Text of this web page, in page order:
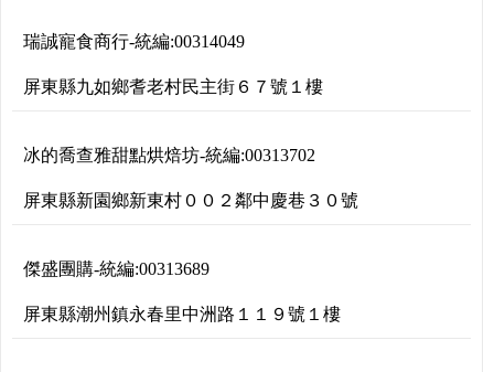
瑞誠寵食商行-統編:00314049
屏東縣九如鄉耆老村民主街６７號１樓
冰的喬查雅甜點烘焙坊-統編:00313702
屏東縣新園鄉新東村００２鄰中慶巷３０號
傑盛團購-統編:00313689
屏東縣潮州鎮永春里中洲路１１９號１樓